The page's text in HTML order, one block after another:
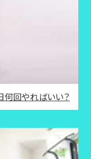
何回やればいい？